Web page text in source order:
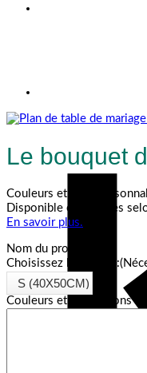
Le bouquet
Couleurs et fond
Disponible en 3 tailles
En savoir plus.
Nom du produit
Choisissez le format :
Couleurs et instructions